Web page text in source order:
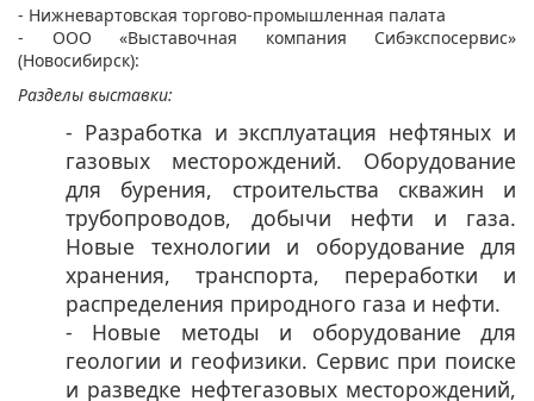
- Нижневартовская торгово-промышленная палата
- ООО «Выставочная компания Сибэкспосервис»
(Новосибирск):
Разделы выставки:
- Разработка и эксплуатация нефтяных и
газовых месторождений. Оборудование
для бурения, строительства скважин и
трубопроводов, добычи нефти и газа.
Новые технологии и оборудование для
хранения, транспорта, переработки и
распределения природного газа и нефти.
- Новые методы и оборудование для
геологии и геофизики. Сервис при поиске
и разведке нефтегазовых месторождений,